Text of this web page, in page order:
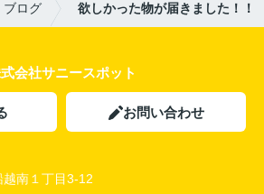
ブログ 欲しかった物が届きました！！
会社サニースポット
お問い合わせ
南１丁目3-12